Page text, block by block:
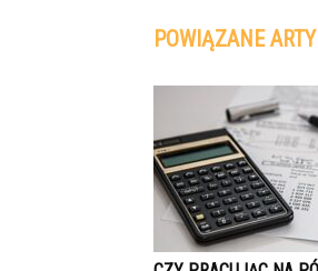
POWIĄZANE